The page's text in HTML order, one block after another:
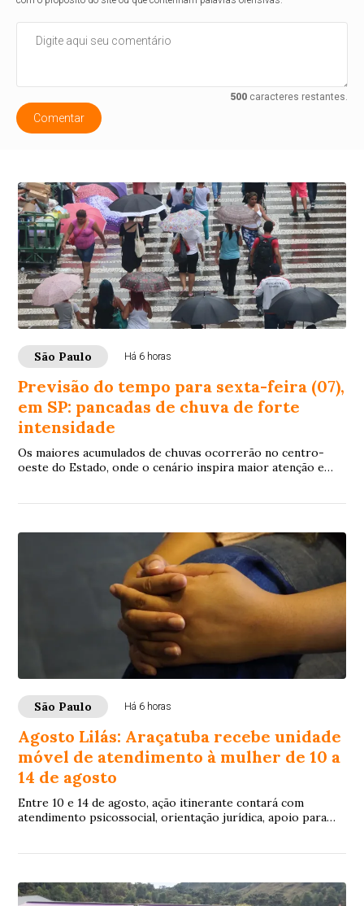
500caracteres restantes.
Comentar
São Paulo Há 6 horas
Previsão do tempo para sexta-feira (07),
em SP: pancadas de chuva de forte
intensidade
Os maiores acumulados de chuvas ocorrerão no centro-
oeste do Estado, onde o cenário inspira maior atenção e
São Paulo Há 6 horas
Agosto Lilás: Araçatuba recebe unidade
móvel de atendimento à mulher de 10 a
14 de agosto
Entre 10 e 14 de agosto, ação itinerante contará com
atendimento psicossocial, orientação jurídica, apoio para